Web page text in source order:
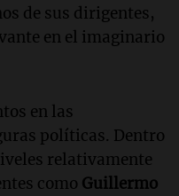
de sus dirigentes,
en el imaginario
en las
políticas. Dentro
relativamente
como Guillermo